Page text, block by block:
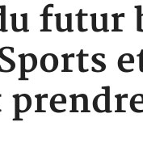
futur